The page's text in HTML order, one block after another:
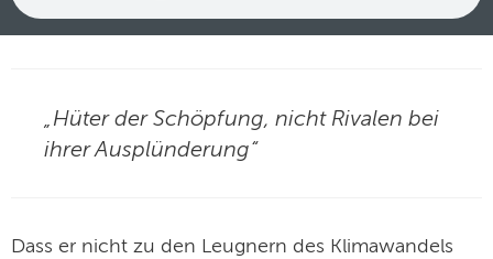
„Hüter der Schöpfung, nicht Rivalen bei
ihrer Ausplünderung“
Dass er nicht zu den Leugnern des Klimawandels